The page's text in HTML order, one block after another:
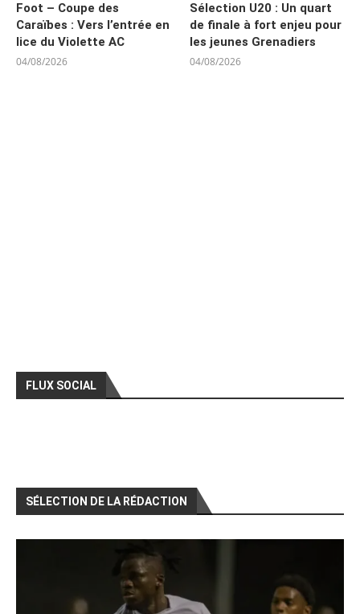
Foot – Coupe des
Caraïbes : Vers l’entrée en
lice du Violette AC
04/08/2026
Sélection U20 : Un quart
de finale à fort enjeu pour
les jeunes Grenadiers
04/08/2026
FLUX SOCIAL
SÉLECTION DE LA RÉDACTION